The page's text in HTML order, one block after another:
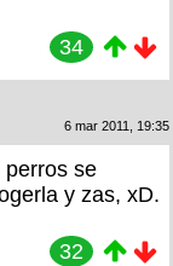
34
6 mar 2011, 19:35
perros se
y zas, xD.
32